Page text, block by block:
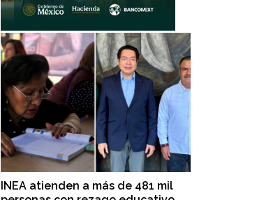
INEA atienden a más de 481 mil